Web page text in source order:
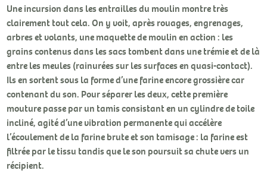
Une incursion dans les entrailles du moulin montre très
clairement tout cela. On y voit, après rouages, engrenages,
arbres et volants, une maquette de moulin en action : les
grains contenus dans les sacs tombent dans une trémie et de là
entre les meules (rainurées sur les surfaces en quasi-contact).
Ils en sortent sous la forme d’une farine encore grossière car
contenant du son. Pour séparer les deux, cette première
mouture passe par un tamis consistant en un cylindre de toile
incliné, agité d’une vibration permanente qui accélère
l’écoulement de la farine brute et son tamisage : la farine est
filtrée par le tissu tandis que le son poursuit sa chute vers un
récipient.